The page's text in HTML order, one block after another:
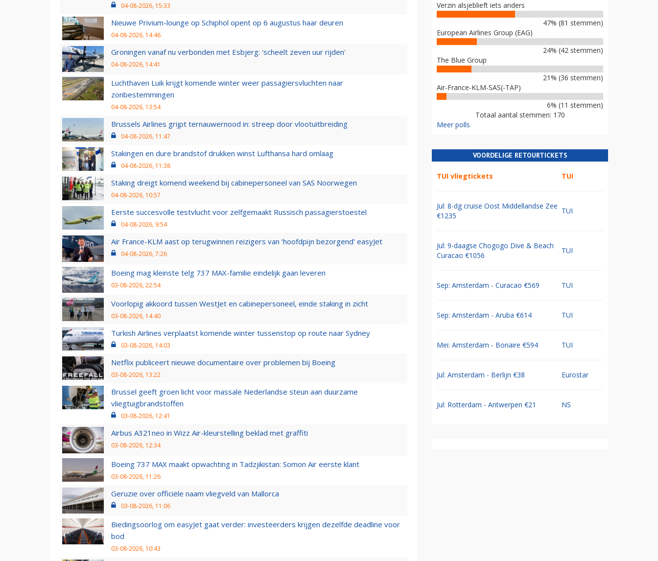
04-08-2026, 15:33
Nieuwe Privium-lounge op Schiphol opent op 6 augustus haar deuren
04-08-2026, 14:46
Groningen vanaf nu verbonden met Esbjerg: 'scheelt zeven uur rijden'
04-08-2026, 14:41
Luchthaven Luik krijgt komende winter weer passagiersvluchten naar
zonbestemmingen
04-08-2026, 13:54
Brussels Airlines grijpt ternauwernood in: streep door vlootuitbreiding
04-08-2026, 11:47
Stakingen en dure brandstof drukken winst Lufthansa hard omlaag
04-08-2026, 11:38
Staking dreigt komend weekend bij cabinepersoneel van SAS Noorwegen
04-08-2026, 10:57
Eerste succesvolle testvlucht voor zelfgemaakt Russisch passagierstoestel
04-08-2026, 9:54
Air France-KLM aast op terugwinnen reizigers van ‘hoofdpijn bezorgend’ easyJet
04-08-2026, 7:26
Boeing mag kleinste telg 737 MAX-familie eindelijk gaan leveren
03-08-2026, 22:54
Voorlopig akkoord tussen WestJet en cabinepersoneel, einde staking in zicht
03-08-2026, 14:40
Turkish Airlines verplaatst komende winter tussenstop op route naar Sydney
03-08-2026, 14:03
Netflix publiceert nieuwe documentaire over problemen bij Boeing
03-08-2026, 13:22
Brussel geeft groen licht voor massale Nederlandse steun aan duurzame
vliegtuigbrandstoffen
03-08-2026, 12:41
Airbus A321neo in Wizz Air-kleurstelling beklad met graffiti
03-08-2026, 12:34
Boeing 737 MAX maakt opwachting in Tadzjikistan: Somon Air eerste klant
03-08-2026, 11:26
Geruzie over officiële naam vliegveld van Mallorca
03-08-2026, 11:06
Biedingsoorlog om easyJet gaat verder: investeerders krijgen dezelfde deadline voor
bod
03-08-2026, 10:43
Verzin alsjeblieft iets anders
47% (81 stemmen)
European Airlines Group (EAG)
24% (42 stemmen)
The Blue Group
21% (36 stemmen)
Air-France-KLM-SAS(-TAP)
6% (11 stemmen)
Totaal aantal stemmen: 170
Meer polls
VOORDELIGE RETOURTICKETS
TUI vliegtickets TUI
Jul: 8-dg cruise Oost Middellandse Zee
€1235
TUI
Jul: 9-daagse Chogogo Dive & Beach
Curacao €1056
TUI
Sep: Amsterdam - Curacao €569 TUI
Sep: Amsterdam - Aruba €614 TUI
Mei: Amsterdam - Bonaire €594 TUI
Jul: Amsterdam - Berlijn €38 Eurostar
Jul: Rotterdam - Antwerpen €21 NS